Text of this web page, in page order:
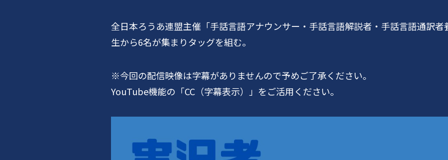
全日本ろうあ連盟主催「手話言語アナウンサー・手話言語解説者・手話言語通訳
生から6名が集まりタッグを組む。
※今回の配信映像は字幕がありませんので予めご了承ください。
YouTube機能の「CC（字幕表示）」をご活用ください。